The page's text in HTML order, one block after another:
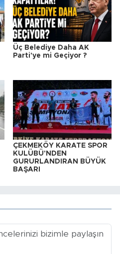
Üç Belediye Daha AK
Parti'ye mi Geçiyor ?
ÇEKMEKÖY KARATE SPOR
KULÜBÜ'NDEN
GURURLANDIRAN BÜYÜK
BAŞARI